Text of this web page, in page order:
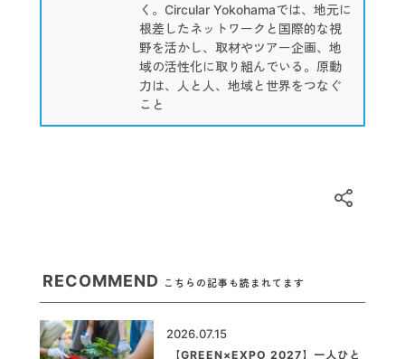
く。Circular Yokohamaでは、地元に
根差したネットワークと国際的な視
野を活かし、取材やツアー企画、地
域の活性化に取り組んでいる。原動
力は、人と人、地域と世界をつなぐ
こと
RECOMMEND こちらの記事も読まれてます
2026.07.15
【GREEN×EXPO 2027】一人ひと